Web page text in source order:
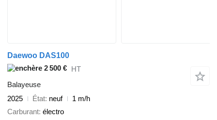
Daewoo DAS100
2 500 € HT
Balayeuse
2025
État neuf
1 m/h
Carburant électro